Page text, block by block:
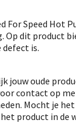
For Speed Hot
Op dit product
is.
jouw oude
contact op
Mocht je
product in de